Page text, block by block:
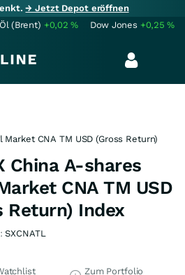
→ Jetzt Depot eröffnen
Öl (Brent) +0,02% Dow Jones +0,25%
CNA TM USD (Gross Return)
China A-shares
CNA TM USD
Return) Index
SXCNATL
Zum Portfolio